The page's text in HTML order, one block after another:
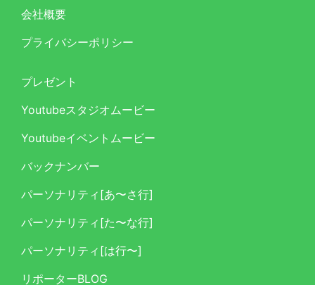
会社概要
プライバシーポリシー
プレゼント
Youtubeスタジオムービー
Youtubeイベントムービー
バックナンバー
パーソナリティ[あ〜さ行]
パーソナリティ[た〜な行]
パーソナリティ[は行〜]
リポーターBLOG